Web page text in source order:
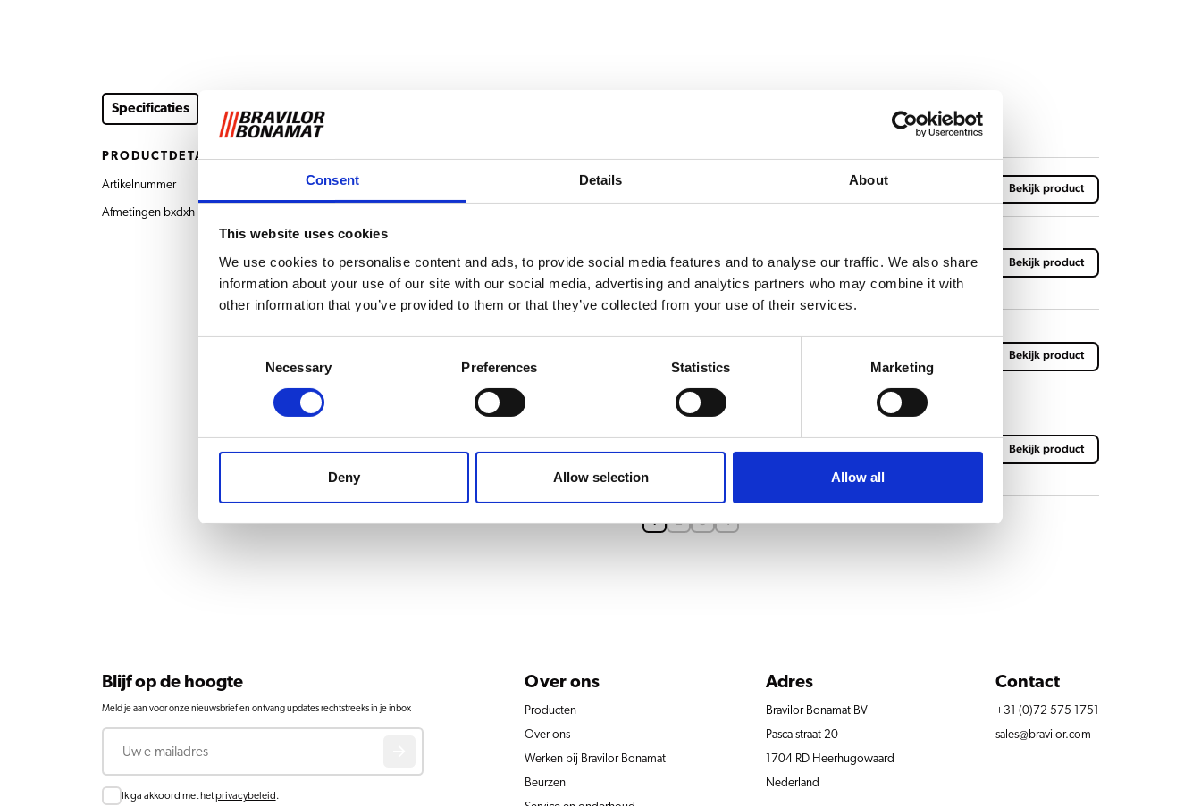
Consent Details About
This website uses cookies
We use cookies to personalise content and ads, to provide social media features and to analyse our traffic. We also share
information about your use of our site with our social media, advertising and analytics partners who may combine it with
other information that you’ve provided to them or that they’ve collected from your use of their services.
Necessary Preferences Statistics Marketing
Deny Allow selection Allow all
Specificaties
PRODUCTDETAILS
Artikelnummer 7.110.513.501 Lekbak B40
Afmetingen bxdxh
GERELATEERD AAN
Bekijk product
Lekbak B20 HW L/R Bekijk product
Bekijk product
Lekbak B10 HW L/R Bekijk product
1 2 3 4
Blijf op de hoogte
Meld je aan voor onze nieuwsbrief en ontvang updates rechtstreeks in je inbox
E-mail
Toestemming
Ik ga akkoord met hetprivacybeleid .
Over ons
Producten
Over ons
Werken bij Bravilor Bonamat
Beurzen
Adres
Bravilor Bonamat BV
Pascalstraat 20
1704 RD Heerhugowaard
Nederland
Contact
+31 (0)72 575 1751
sales@bravilor.com